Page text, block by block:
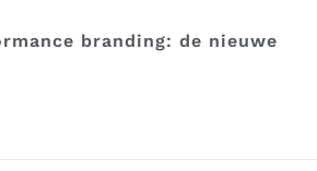
branding: de nieuwe